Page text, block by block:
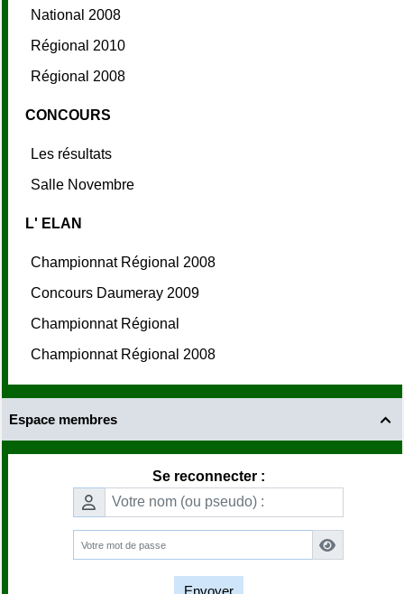
National 2008
Régional 2010
Régional 2008
CONCOURS
Les résultats
Salle Novembre
L' ELAN
Championnat Régional 2008
Concours Daumeray 2009
Championnat Régional
Championnat Régional 2008

Espace membres
Se reconnecter :